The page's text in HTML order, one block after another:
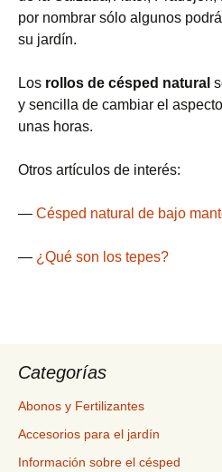
por nombrar sólo algunos
su jardín.
Los rollos de césped natural
y sencilla de cambiar el
unas horas.
Otros artículos de interés:
— Césped natural de bajo
— ¿Qué son los tepes?
Categorías
Abonos y Fertilizantes
Accesorios para el jardín
Información sobre el césped